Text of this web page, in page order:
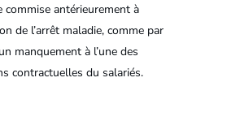
commise antérieurement à
de l’arrêt maladie, comme par
manquement à l’une des
contractuelles du salariés.